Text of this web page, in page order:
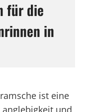
für die
in
ist eine
und